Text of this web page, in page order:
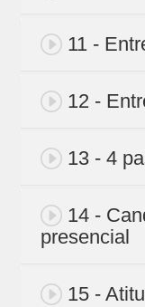
11 -
12 -
13 - 4
14 -
presencial
15 -